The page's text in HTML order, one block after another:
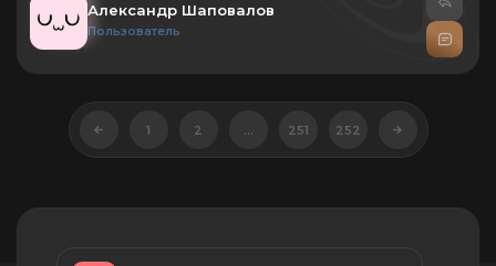
Александр Шаповалов
Пользователь
1 2 ... 251 252